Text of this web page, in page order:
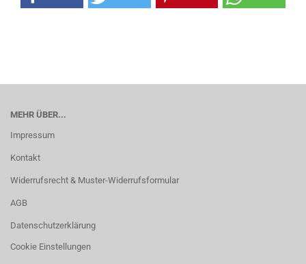
MEHR ÜBER...
Impressum
Kontakt
Widerrufsrecht & Muster-Widerrufsformular
AGB
Datenschutzerklärung
Cookie Einstellungen